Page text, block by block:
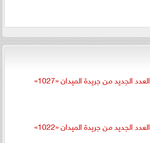
العدد الجديد من جريدة الميدان «1027»
العدد الجديد من جريدة الميدان «1022»